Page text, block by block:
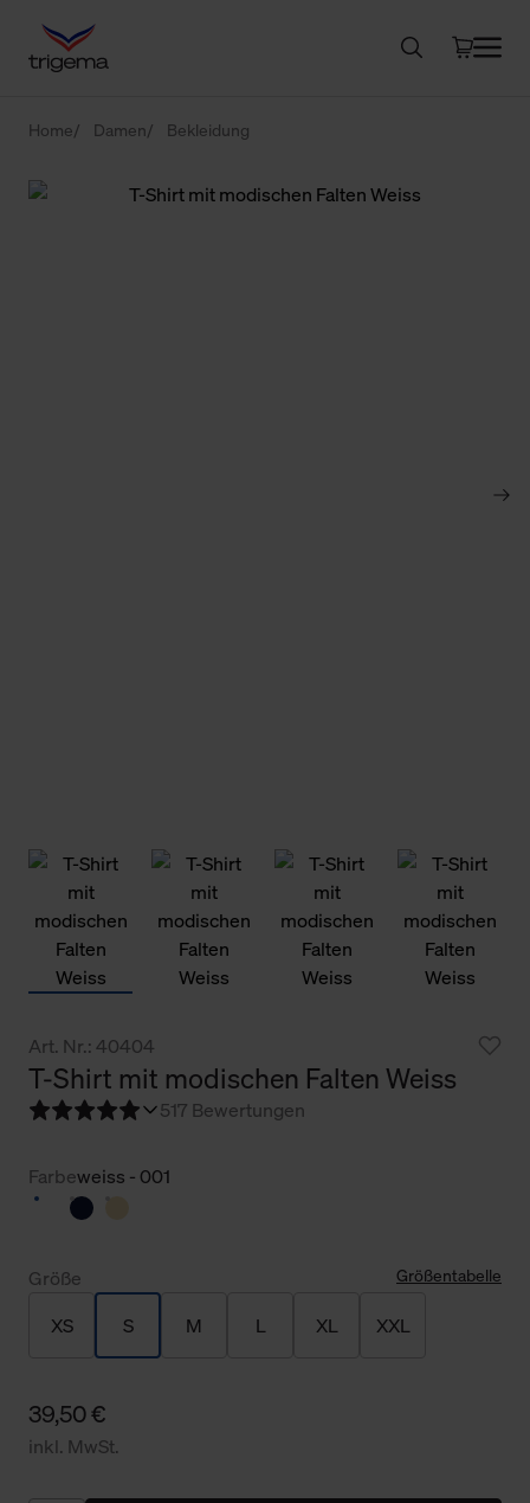
Home Damen Bekleidung
Art. Nr.: 40404
T-Shirt mit modischen Falten Weiss
517 Bewertungen
Farbeweiss - 001
Größe Größentabelle
XS S M L XL XXL
39,50 €
inkl. MwSt.